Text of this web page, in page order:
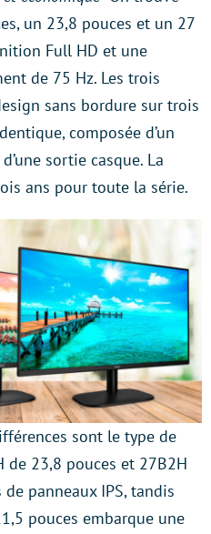
un 23,8 pouces et un 27
Full HD et une
de 75 Hz. Les trois
sans bordure sur trois
composée d’un
sortie casque. La
ans pour toute la série.
sont le type de
de 23,8 pouces et 27B2H
panneaux IPS, tandis
pouces embarque une